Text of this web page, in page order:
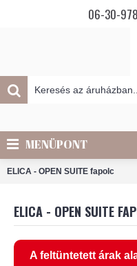
06-30-
MENÜPONT
ELICA - OPEN SUITE fapolc
ELICA - OPEN SUITE
A feltüntetett árak